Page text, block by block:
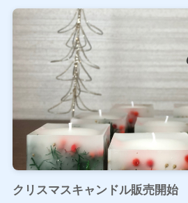
クリスマスキャンドル販売開始